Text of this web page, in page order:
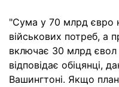
"Сума у 70 млрд євро
військових потреб, а
включає 30 млрд
відповідає обіцянці,
Вашингтоні. Якщо